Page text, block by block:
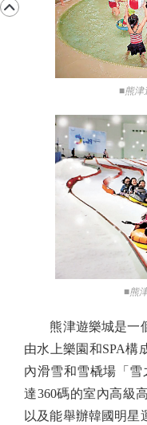
■熊津
■熊
熊津遊樂城是一個
由水上樂園和SPA構
內滑雪和雪橇場「
達360碼的室內高級
以及能舉辦韓國明星